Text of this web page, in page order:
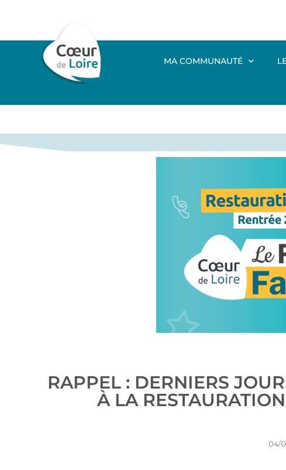
MA COMMUNAUTÉ
RAPPEL : DERNIERS
À LA
04/